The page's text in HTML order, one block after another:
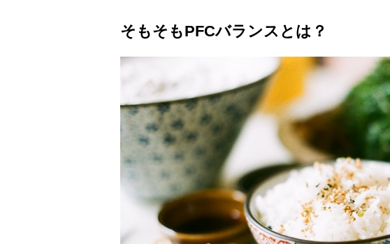
そもそもPFCバランスとは？